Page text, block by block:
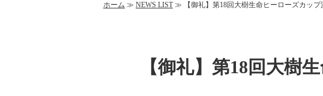
ホーム ≫ NEWS LIST≫ 【御礼】第18回大樹生命ヒーローズカップ
【御礼】第18回大樹